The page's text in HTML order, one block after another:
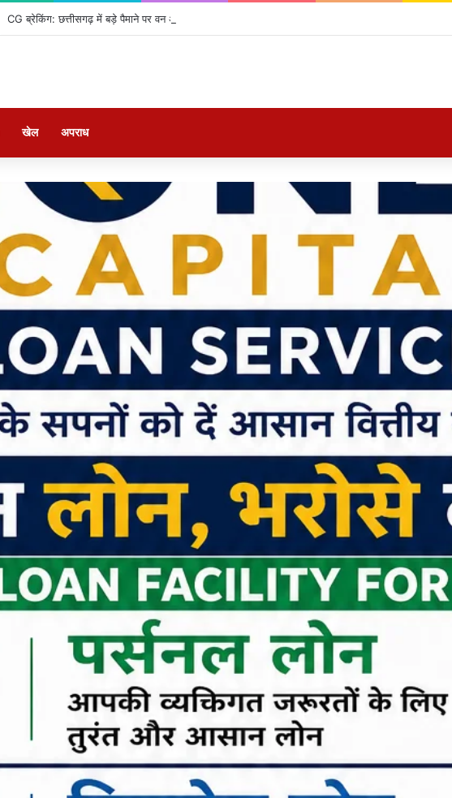
CG ब्रेकिंग: छत्तीसगढ़ में बड़े पैमाने पर वन अधिकारियों का तबादला, 24 IFS अफसरों को मिली नई जिम्मेदारी; देखें लिस्ट
खेल अपराध